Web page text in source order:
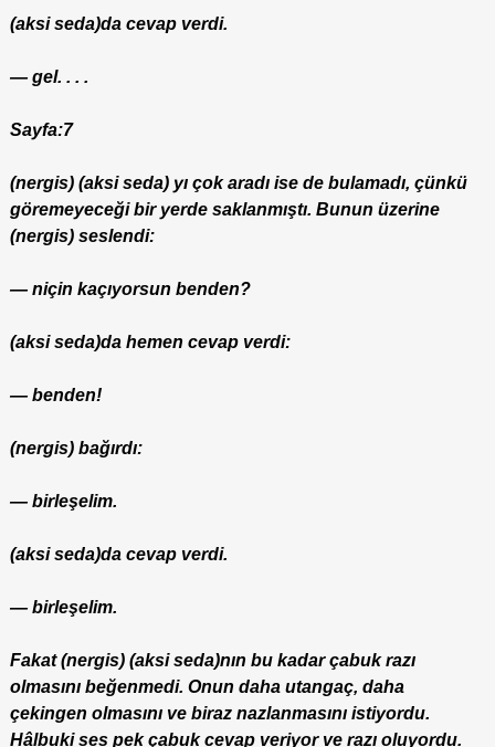
(aksi seda)da cevap verdi.
— gel. . . .
Sayfa:7
(nergis) (aksi seda) yı çok aradı ise de bulamadı, çünkü
göremeyeceği bir yerde saklanmıştı. Bunun üzerine
(nergis) seslendi:
— niçin kaçıyorsun benden?
(aksi seda)da hemen cevap verdi:
— benden!
(nergis) bağırdı:
— birleşelim.
(aksi seda)da cevap verdi.
— birleşelim.
Fakat (nergis) (aksi seda)nın bu kadar çabuk razı
olmasını beğenmedi. Onun daha utangaç, daha
çekingen olmasını ve biraz nazlanmasını istiyordu.
Hâlbuki ses pek çabuk cevap veriyor ve razı oluyordu.